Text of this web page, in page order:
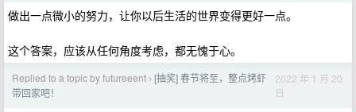
做出一点微小的努力，让你以后生活的世界变得更好一点。
这个答案，应该从任何角度考虑，都无愧于心。
Replied to a topic by futureeent › [抽奖] 春节将至，整点烤虾
带回家吧！
2022 年 1 月 20
日